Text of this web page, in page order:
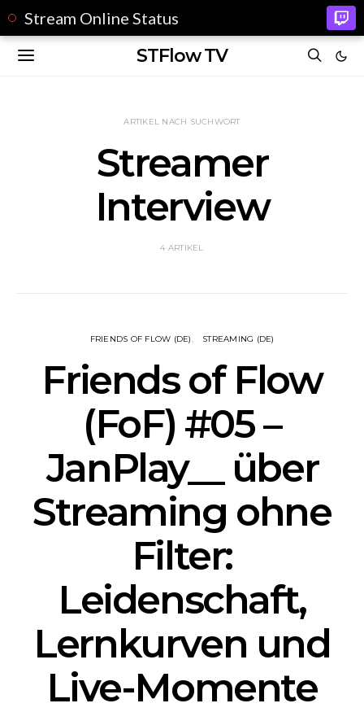
Stream Online Status
STFlow TV
ARTIKEL NACH SUCHWORT
Streamer
Interview
4 ARTIKEL
FRIENDS OF FLOW (DE) STREAMING (DE)
Friends of Flow
(FoF) #05 –
JanPlay__ über
Streaming ohne
Filter:
Leidenschaft,
Lernkurven und
Live-Momente